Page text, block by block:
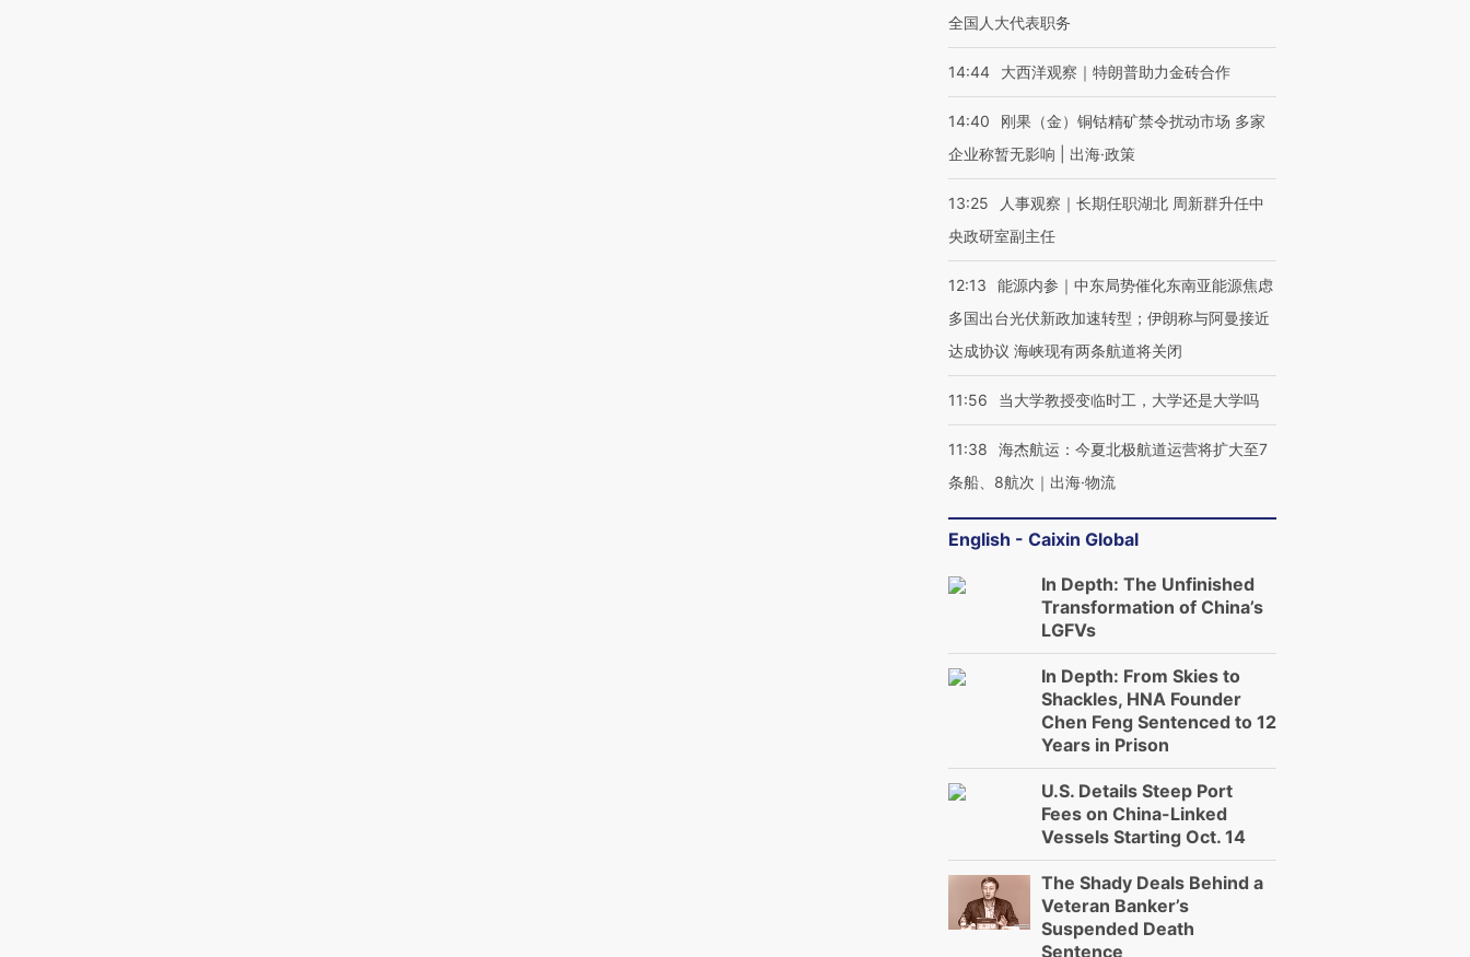
全国人大代表职务
14:44 大西洋观察｜特朗普助力金砖合作
14:40
刚果（金）铜钴精矿禁令扰动市场 多家
企业称暂无影响 | 出海·政策
13:25
人事观察｜长期任职湖北 周新群升任中
央政研室副主任
12:13
能源内参｜中东局势催化东南亚能源焦虑
多国出台光伏新政加速转型；伊朗称与阿曼接近
达成协议 海峡现有两条航道将关闭
11:56 当大学教授变临时工，大学还是大学吗
11:38
海杰航运：今夏北极航道运营将扩大至7
条船、8航次｜出海·物流
English - Caixin Global
In Depth: The Unfinished
Transformation of China’s
LGFVs
In Depth: From Skies to
Shackles, HNA Founder
Chen Feng Sentenced to 12
Years in Prison
U.S. Details Steep Port
Fees on China-Linked
Vessels Starting Oct. 14
The Shady Deals Behind a
Veteran Banker’s
Suspended Death
Sentence